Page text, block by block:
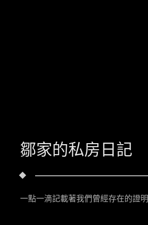
鄒家的私房日記
一點一滴記載著我們曾經存在的證明